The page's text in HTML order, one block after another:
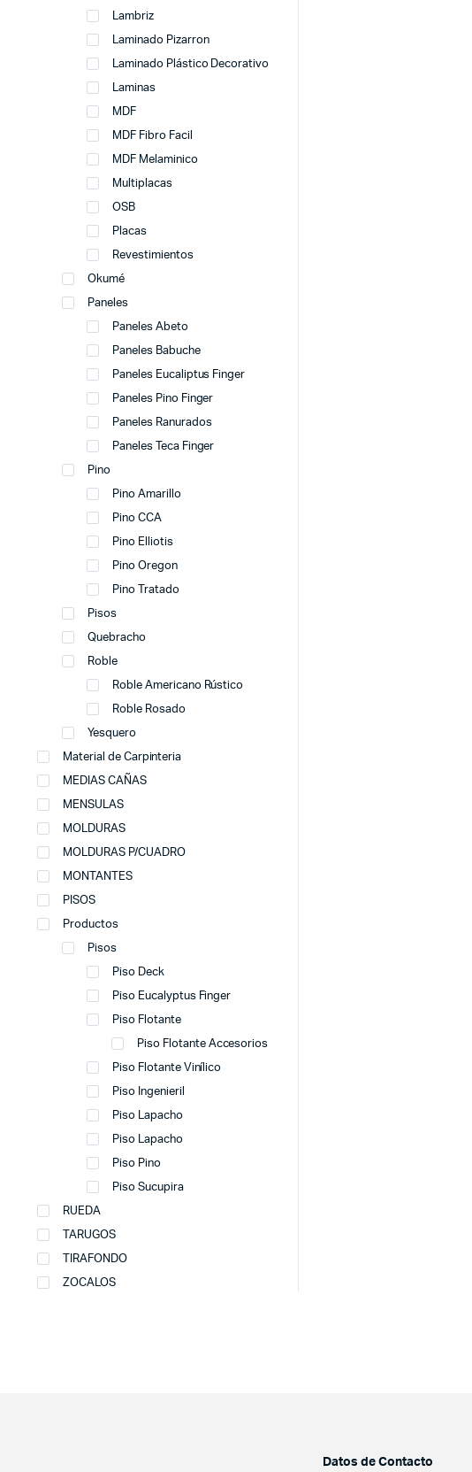
Lambriz
Laminado Pizarron
Laminado Plástico Decorativo
Laminas
MDF
MDF Fibro Facil
MDF Melaminico
Multiplacas
OSB
Placas
Revestimientos
Okumé
Paneles
Paneles Abeto
Paneles Babuche
Paneles Eucaliptus Finger
Paneles Pino Finger
Paneles Ranurados
Paneles Teca Finger
Pino
Pino Amarillo
Pino CCA
Pino Elliotis
Pino Oregon
Pino Tratado
Pisos
Quebracho
Roble
Roble Americano Rústico
Roble Rosado
Yesquero
Material de Carpinteria
MEDIAS CAÑAS
MENSULAS
MOLDURAS
MOLDURAS P/CUADRO
MONTANTES
PISOS
Productos
Pisos
Piso Deck
Piso Eucalyptus Finger
Piso Flotante
Piso Flotante Accesorios
Piso Flotante Vinílico
Piso Ingenieril
Piso Lapacho
Piso Lapacho
Piso Pino
Piso Sucupira
RUEDA
TARUGOS
TIRAFONDO
ZOCALOS
Datos de Contacto